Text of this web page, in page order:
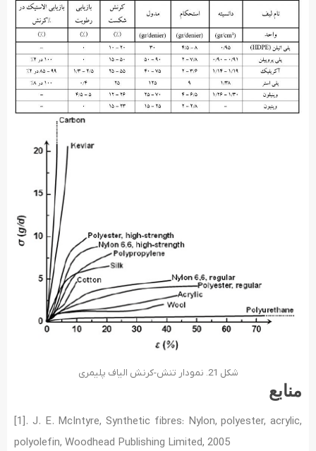
شکل 21. نمودار تنش-کرنش الیاف پلیمری
منابع
[1]. J. E. McIntyre, Synthetic fibres: Nylon, polyester, acrylic,
polyolefin, Woodhead Publishing Limited, 2005